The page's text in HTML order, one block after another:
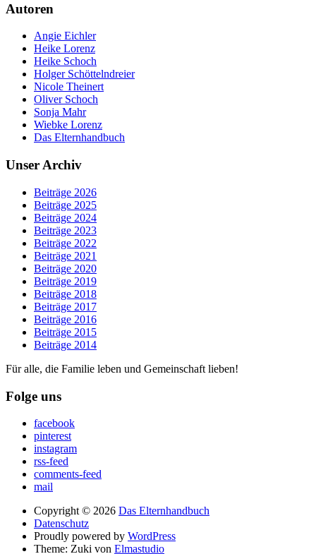
Autoren
Angie Eichler
Heike Lorenz
Heike Schoch
Holger Schöttelndreier
Nicole Theinert
Oliver Schoch
Sonja Mahr
Wiebke Lorenz
Das Elternhandbuch
Unser Archiv
Beiträge 2026
Beiträge 2025
Beiträge 2024
Beiträge 2023
Beiträge 2022
Beiträge 2021
Beiträge 2020
Beiträge 2019
Beiträge 2018
Beiträge 2017
Beiträge 2016
Beiträge 2015
Beiträge 2014
Für alle, die Familie leben und Gemeinschaft lieben!
Folge uns
facebook
pinterest
instagram
rss-feed
comments-feed
mail
Copyright © 2026 Das Elternhandbuch
Datenschutz
Proudly powered by WordPress
Theme: Zuki von Elmastudio